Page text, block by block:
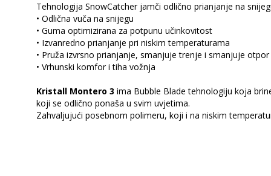
Tehnologija SnowCatcher jamči odlično prianjanje na
• Odlična vuča na snijegu
• Guma optimizirana za potpunu učinkovitost
• Izvanredno prianjanje pri niskim temperaturama
• Pruža izvrsno prianjanje, smanjuje trenje i smanjuje
• Vrhunski komfor i tiha vožnja
Kristall Montero 3 ima Bubble Blade tehnologiju koja
koji se odlično ponaša u svim uvjetima.
Zahvaljujući posebnom polimeru, koji i na niskim